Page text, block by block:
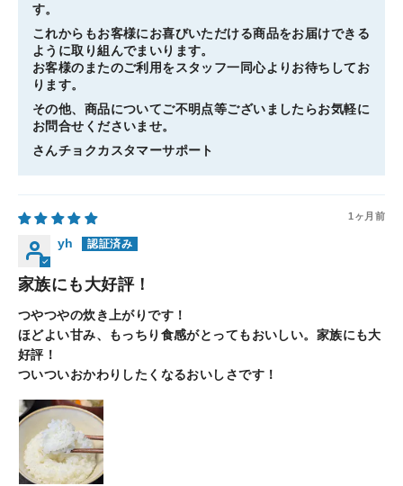
す。
これからもお客様にお喜びいただける商品をお届けできる
ように取り組んでまいります。
お客様のまたのご利用をスタッフ一同心よりお待ちしてお
ります。
その他、商品についてご不明点等ございましたらお気軽に
お問合せくださいませ。
さんチョクカスタマーサポート
1ヶ月前
yh
家族にも大好評！
つやつやの炊き上がりです！
ほどよい甘み、もっちり食感がとってもおいしい。家族にも大
好評！
ついついおかわりしたくなるおいしさです！